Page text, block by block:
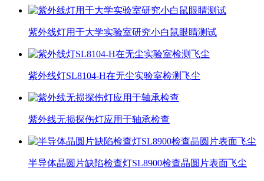
紫外线灯用于大学实验室研究小白鼠眼睛测试
紫外线灯SL8104-H在无尘实验室检测飞尘
紫外线无损探伤灯应用于轴承检查
半导体晶圆片缺陷检查灯SL8900检查晶圆片表面飞尘